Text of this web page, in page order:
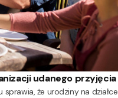
udanego przyjęcia
że urodziny na działce